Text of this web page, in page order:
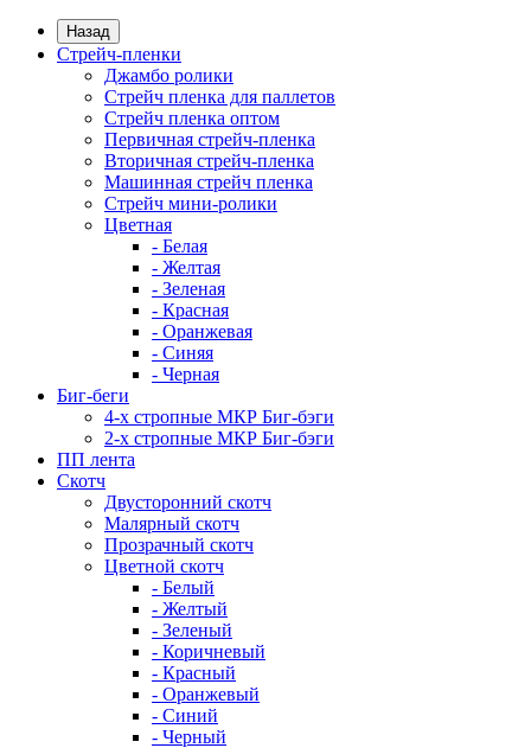
Назад
Стрейч-пленки
Джамбо ролики
Стрейч пленка для паллетов
Стрейч пленка оптом
Первичная стрейч-пленка
Вторичная стрейч-пленка
Машинная стрейч пленка
Стрейч мини-ролики
Цветная
- Белая
- Желтая
- Зеленая
- Красная
- Оранжевая
- Синяя
- Черная
Биг-беги
4-х стропные МКР Биг-бэги
2-х стропные МКР Биг-бэги
ПП лента
Скотч
Двусторонний скотч
Малярный скотч
Прозрачный скотч
Цветной скотч
- Белый
- Желтый
- Зеленый
- Коричневый
- Красный
- Оранжевый
- Синий
- Черный